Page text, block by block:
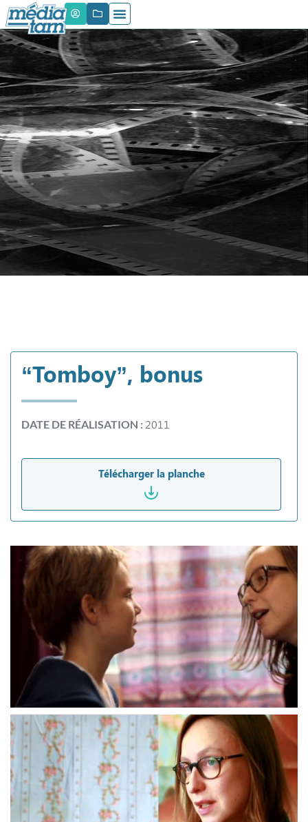
“Tomboy”, bonus
DATE DE RÉALISATION :2011
Télécharger la planche